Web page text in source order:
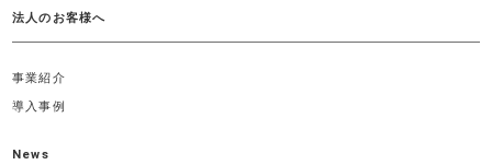
法人のお客様へ
事業紹介
導入事例
News